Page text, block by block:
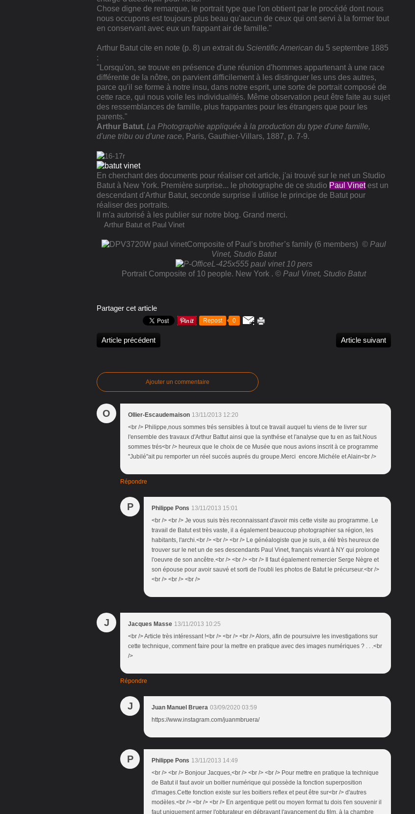
Chose digne de remarque, le portrait type que l'on obtient par le procédé dont nous
nous occupons est toujours plus beau qu'aucun de ceux qui ont servi à la former tout
en conservant avec eux un frappant air de famille."
Arthur Batut cite en note (p. 8) un extrait du Scientific American du 5 septembre 1885
:
"Lorsqu'on, se trouve en présence d'une réunion d'hommes appartenant à une race
différente de la nôtre, on parvient difficilement à les distinguer les uns des autres,
parce qu'il se forme à notre insu, dans notre esprit, une sorte de portrait composé de
cette race, qui nous voile les individualités. Même observation peut être faite au sujet
des ressemblances de famille, plus frappantes pour les étrangers que pour les
parents."
Arthur Batut, La Photographie appliquée à la production du type d'une famille,
d'une tribu ou d'une race, Paris, Gauthier-Villars, 1887, p. 7-9.
En cherchant des documents pour réaliser cet article, j'ai trouvé sur le net un Studio
Batut à New York. Première surprise... le photographe de ce studio Paul Vinetest un
descendant d'Arthur Batut, seconde surprise il utilise le principe de Batut pour
réaliser des portraits.
Il m'a autorisé à les publier sur notre blog. Grand merci.
Arthur Batut et Paul Vinet
Composite of Paul’s brother’s family (6 members) © Paul
Vinet, Studio Batut
Portrait Composite of 10 people. New York . © Paul Vinet, Studio Batut
Partager cet article
Repost 0
Article précédent Article suivant
Ajouter un commentaire
O Ollier-Escaudemaison 13/11/2013 12:20
<br /> Philippe,nous sommes trés sensibles à tout ce travail auquel tu viens de te livrer sur
l'ensemble des travaux d'Arthur Battut ainsi que la synthése et l'analyse que tu en as fait.Nous
sommes trés<br /> heureux que le choix de ce Musée que nous avions inscrit à ce programme
"Jubilé"ait pu remporter un réel succés auprés du groupe.Merci encore.Michéle et Alain<br />
Répondre
P Philippe Pons 13/11/2013 15:01
<br /> <br /> Je vous suis très reconnaissant d'avoir mis cette visite au programme. Le
travail de Batut est très vaste, il a également beaucoup photographier sa région, les
habitants, l'archi.<br /> <br /> <br /> Le généalogiste que je suis, a été très heureux de
trouver sur le net un de ses descendants Paul Vinet, français vivant à NY qui prolonge
l'oeuvre de son ancêtre.<br /> <br /> <br /> Il faut également remercier Serge Nègre et
son épouse pour avoir sauvé et sorti de l'oubli les photos de Batut le précurseur.<br />
<br /> <br /> <br />
J Jacques Masse 13/11/2013 10:25
<br /> Article très intéressant !<br /> <br /> <br /> Alors, afin de poursuivre les investigations sur
cette technique, comment faire pour la mettre en pratique avec des images numériques ? . . .<br
/>
Répondre
J Juan Manuel Bruera 03/09/2020 03:59
https://www.instagram.com/juanmbruera/
P Philippe Pons 13/11/2013 14:49
<br /> <br /> Bonjour Jacques,<br /> <br /> <br /> Pour mettre en pratique la technique
de Batut il faut avoir un boitier numérique qui possède la fonction superposition
d'images.Cette fonction existe sur les boitiers reflex et peut être sur<br /> d'autres
modèles.<br /> <br /> <br /> En argentique petit ou moyen format tu dois t'en souvenir il
faut uniquement armer l'obturateur en débrayant l'avancement du film, à la chambre